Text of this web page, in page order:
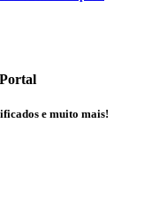
e muito mais!